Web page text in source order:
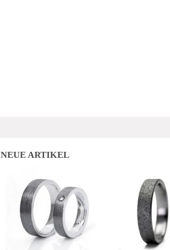
NEUE ARTIKEL